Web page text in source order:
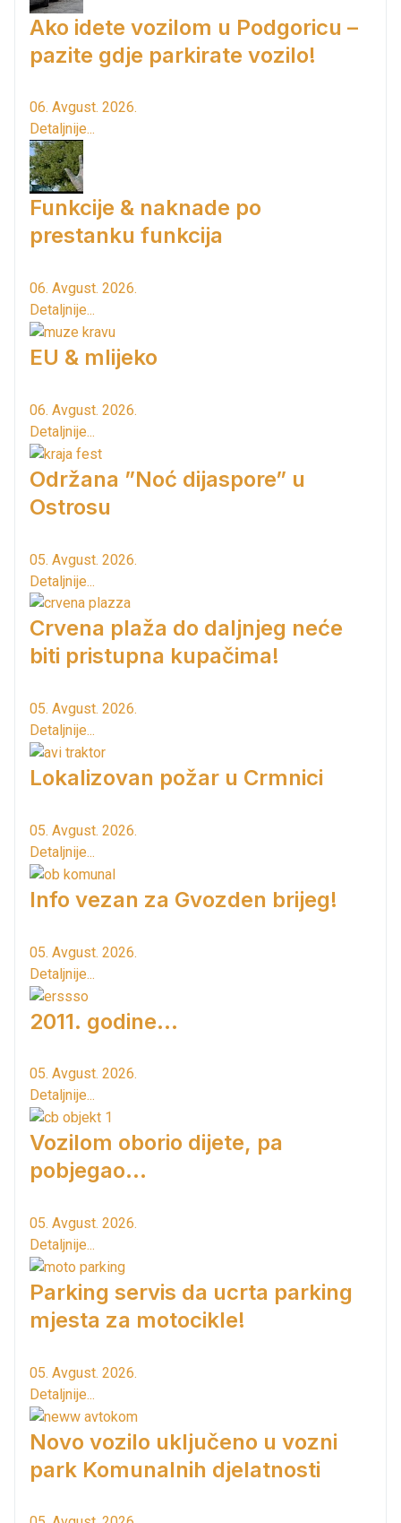
Ako idete vozilom u Podgoricu –
pazite gdje parkirate vozilo!
06. Avgust. 2026.
Detaljnije...
Funkcije & naknade po
prestanku funkcija
06. Avgust. 2026.
Detaljnije...
EU & mlijeko
06. Avgust. 2026.
Detaljnije...
Održana ”Noć dijaspore” u
Ostrosu
05. Avgust. 2026.
Detaljnije...
Crvena plaža do daljnjeg neće
biti pristupna kupačima!
05. Avgust. 2026.
Detaljnije...
Lokalizovan požar u Crmnici
05. Avgust. 2026.
Detaljnije...
Info vezan za Gvozden brijeg!
05. Avgust. 2026.
Detaljnije...
2011. godine...
05. Avgust. 2026.
Detaljnije...
Vozilom oborio dijete, pa
pobjegao...
05. Avgust. 2026.
Detaljnije...
Parking servis da ucrta parking
mjesta za motocikle!
05. Avgust. 2026.
Detaljnije...
Novo vozilo uključeno u vozni
park Komunalnih djelatnosti